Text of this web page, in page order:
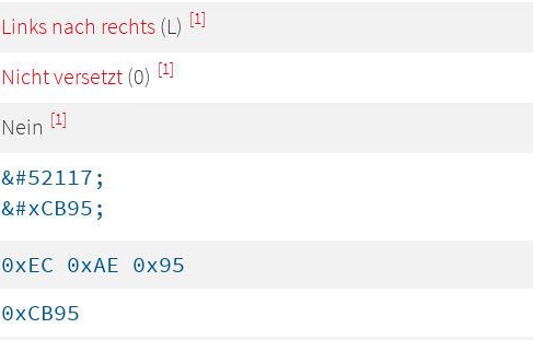
Links nach rechts (L) [1]
Nicht versetzt (0) [1]
Nein [1]
&#52117;
&#xCB95;
0xEC 0xAE 0x95
0xCB95